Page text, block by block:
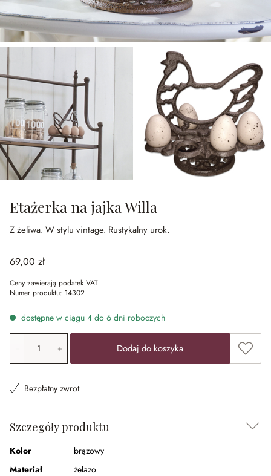
Etażerka na jajka Willa
Z żeliwa. W stylu vintage. Rustykalny urok.
69,00 zł
Ceny zawierają podatek VAT
Numer produktu: 14302
dostępne w ciągu 4 do 6 dni roboczych
Ilość produktu: Wprowadź żądaną wartość lub użyj
Dodaj do koszyka Dodaj
Bezpłatny zwrot
Szczegóły produktu
Kolor
brązowy
Materiał
żelazo